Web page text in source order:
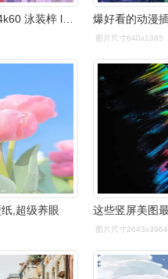
【碧蓝档案】竖屏/4k60 泳装梓 l2d 手机用动态壁纸
图片尺寸640x1385
,超级养眼
图片尺寸2643x3964